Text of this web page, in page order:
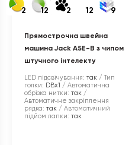
2 12 2 12 9
Прямострочна швейна
машина Jack A5E-B з чипом
штучного інтелекту
LED підсвічування: так
Тип
голки: DBx1
Автоматична
обрізка нитки: так
Автоматичне закріплення
рядка: так
Автоматичний
підйом лапки: так